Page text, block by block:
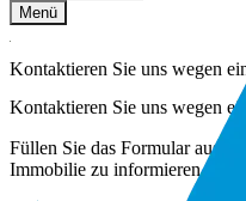
Menü
Kontaktieren Sie uns wegen
Kontaktieren Sie uns wegen
Füllen Sie das Formular aus,
Immobilie zu informieren.